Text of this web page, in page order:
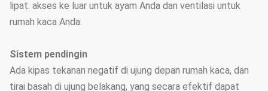
lipat: akses ke luar untuk ayam Anda dan ventilasi untuk
rumah kaca Anda.
Sistem pendingin
Ada kipas tekanan negatif di ujung depan rumah kaca, dan
tirai basah di ujung belakang, yang secara efektif dapat